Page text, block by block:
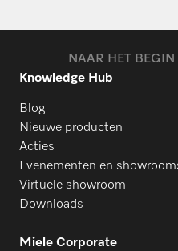
NAAR HET
Knowledge Hub
Blog
Nieuwe producten
Acties
Evenementen en
Virtuele showroom
Downloads
Miele Corporate